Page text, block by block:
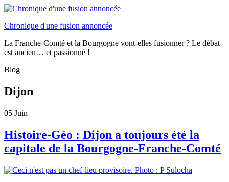
Chronique d'une fusion annoncée
La Franche-Comté et la Bourgogne vont-elles fusionner ? Le débat
est ancien… et passionné !
Blog
Dijon
05 Juin
Histoire-Géo : Dijon a toujours été la
capitale de la Bourgogne-Franche-Comté